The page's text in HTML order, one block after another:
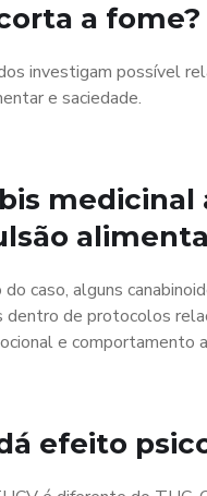
a fome?
investigam possível
e saciedade.
medicinal
caso, alguns
dentro de protocolos
e comportamento
efeito